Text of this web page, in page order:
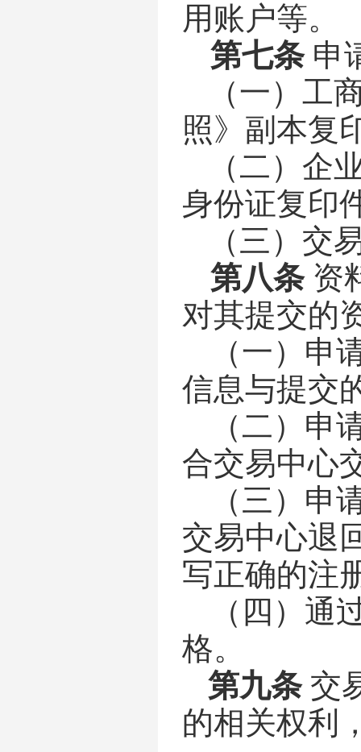
用账户等。
第七条 申
（一）工
照》副本复
（二）企
身份证复印
（ 三 ）交
第八条 资
对其提交的
（一）申
信息与提交
（二）申
合交易中心
（三）申
交易中心退
写正确的注
（四）通
格。
第九条 交
的相关权利